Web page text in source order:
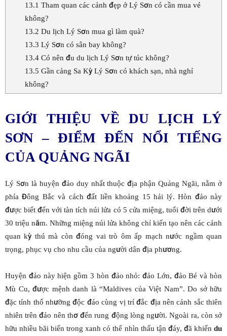
13.1 Tham quan các cảnh đẹp ở Lý Sơn có cần mua vé
không?
13.2 Du lịch Lý Sơn mua gì làm quà?
13.3 Lý Sơn có sân bay không?
13.4Có nên đu du lịch Lý Sơn tự túc không?
13.5 Gần cảng Sa Kỳ Lý Sơn có khách sạn, nhà nghỉ
không?
GIỚI THIỆU VỀ DU LỊCH LÝ
SƠN – ĐIỂM ĐẾN NỔI TIẾNG
CỦA QUẢNG NGÃI
Lý Sơn là huyện đảo duy nhất thuộc địa phận Quảng Ngãi, nằm ở
phía Đông Bắc và cách đất liền khoảng 15 hải lý. Hòn đảo này
được biết đến với tàn tích núi lửa có 5 cửa miệng, tuổi đời trên dưới
30 triệu năm. Những miệng núi lửa không chỉ kiến tạo nên các cảnh
quan kỳ thú mà còn đóng vai trò ôm ấp mạch nước ngầm quan
trọng, phục vụ cho nhu cầu của người dân địa phương.
Huyện đảo này hiện gồm 3 hòn đảo nhỏ: đảo Lớn, đảo Bé và hòn
Mù Cu, được mệnh danh là “Maldives của Việt Nam”. Do sở hữu
đặc tính thổ nhưỡng độc đáo cùng vị trí đắc địa nên cảnh sắc thiên
nhiên trên đảo nên thơ đến rung động lòng người. Ngoài ra, còn sở
hữu nhiều bãi biển trong xanh có thể nhìn thấu tận đáy, đã khiến du